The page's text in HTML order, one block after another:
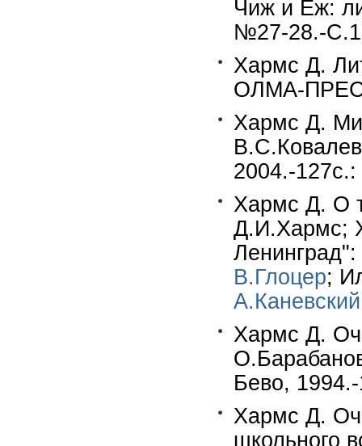
Чиж и Ёж:
№27-28.-
Хармс Д.
ОЛМА-
Хармс Д.
2004.-
Хармс Д. О
Д.И.Хармс;
Ленинград":
В.Глоцер;
А.Каневский
Хармс Д.
Бево,
Хармс Д.
школьного